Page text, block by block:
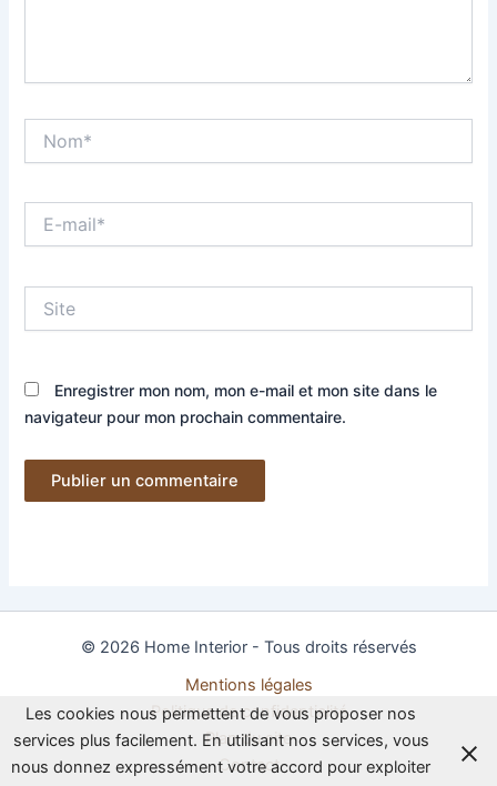
mail*
Enregistrer mon nom, mon e-mail et mon site dans le
navigateur pour mon prochain commentaire.
© 2026 Home Interior - Tous droits réservés
Mentions légales
Politique de confidentialité
Plan du site
Contact
Les cookies nous permettent de vous proposer nos
services plus facilement. En utilisant nos services, vous
nous donnez expressément votre accord pour exploiter